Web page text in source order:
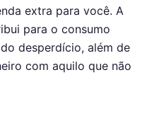
extra para você. A
para o consumo
desperdício, além de
com aquilo que não